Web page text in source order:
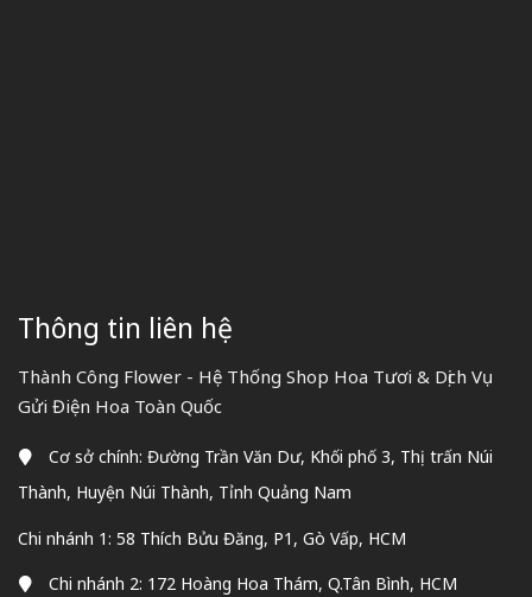
Thông tin liên hệ
Thành Công Flower - Hệ Thống Shop Hoa Tươi & Dịch Vụ
Gửi Điện Hoa Toàn Quốc
Cơ sở chính: Đường Trần Văn Dư, Khối phố 3, Thị trấn Núi
Thành, Huyện Núi Thành, Tỉnh Quảng Nam
Chi nhánh 1: 58 Thích Bửu Đăng, P1, Gò Vấp, HCM
Chi nhánh 2: 172 Hoàng Hoa Thám, Q.Tân Bình, HCM